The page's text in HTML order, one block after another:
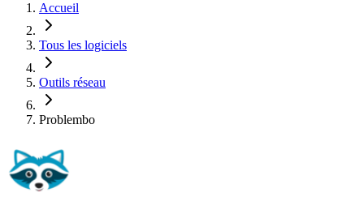
Accueil
Tous les logiciels
Outils réseau
Problembo